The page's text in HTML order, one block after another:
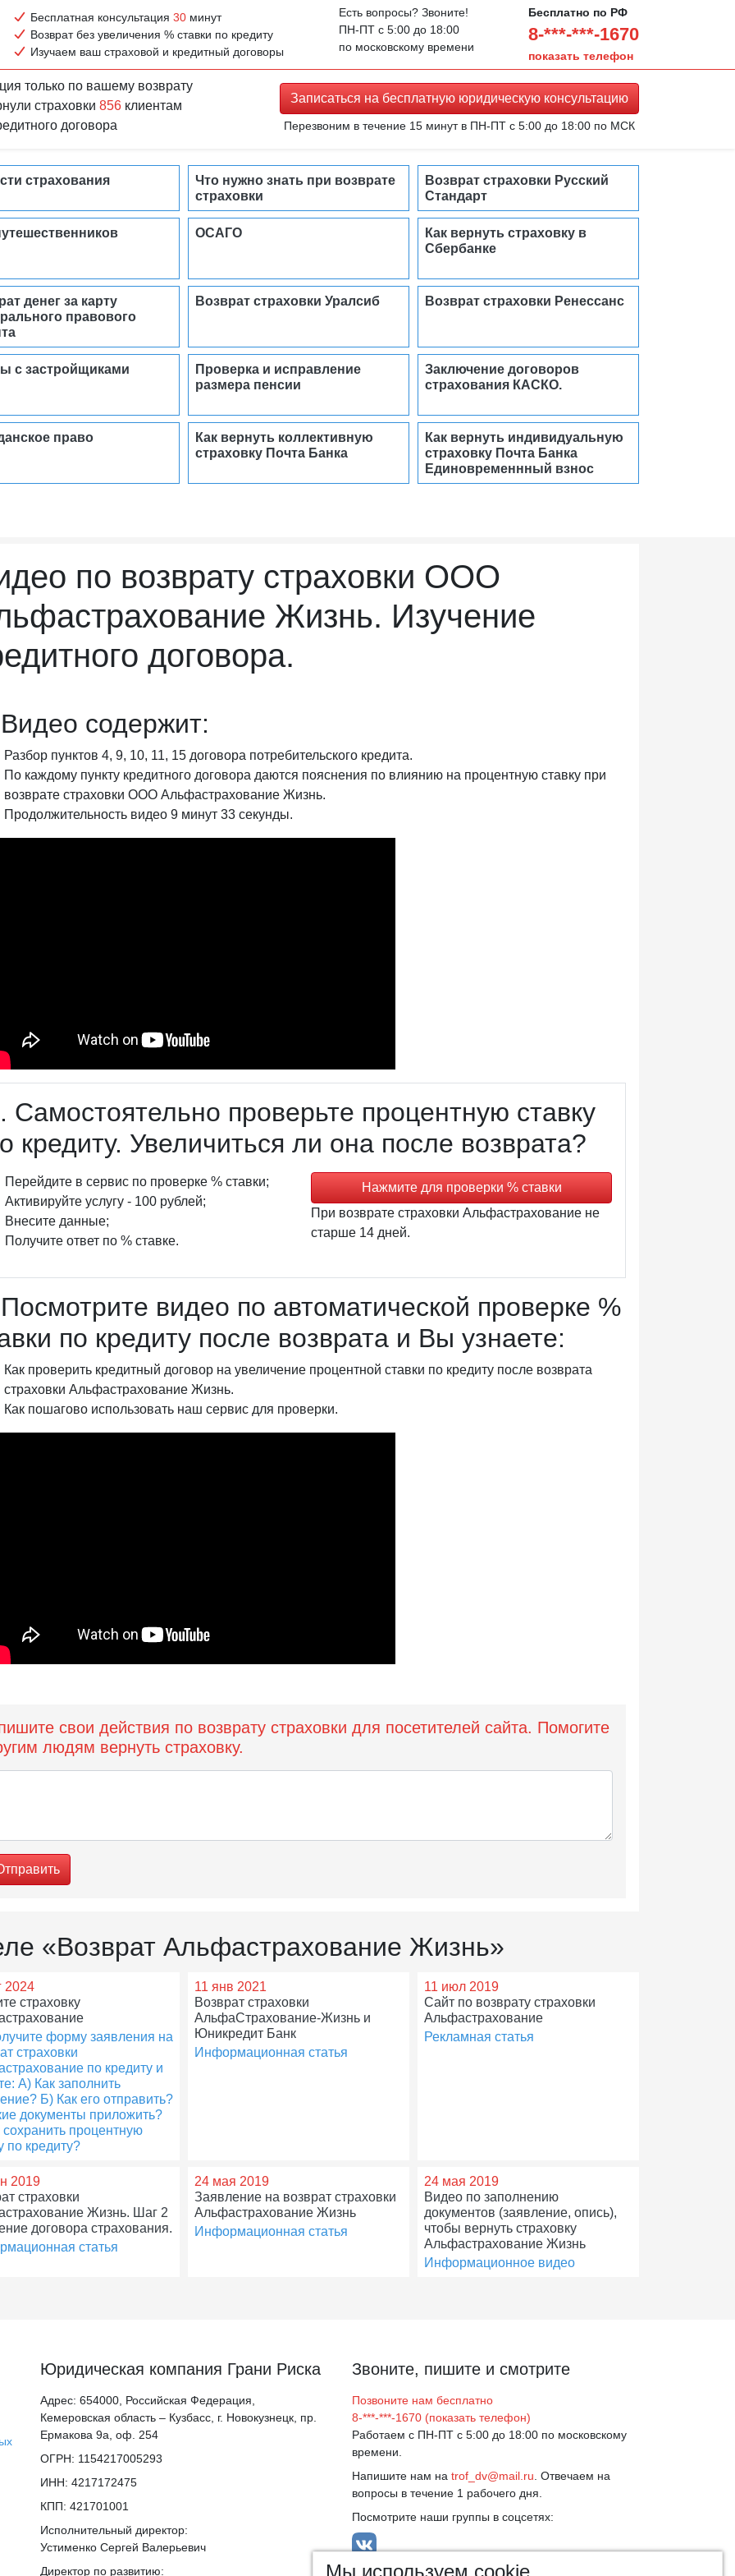
Бесплатная консультация30 минут
Возврат без увеличения % ставки по кредиту
Изучаем ваш страховой и кредитный договоры
Есть вопросы? Звоните!
ПН-ПТ с 5:00 до 18:00
по московскому времени
Бесплатно по РФ
8-***-***-1670
показать телефон
только по вашему возврату
страховки 856 клиентам
договора
Записаться на бесплатную юридическую консультацию
Перезвоним в течение 15 минут в ПН-ПТ с 5:00 до 18:00 по МСК
страхования
Что нужно знать при возврате
страховки
Возврат страховки Русский
Стандарт
ОСАГО
Как вернуть страховку в
Сбербанке
денег за карту
правового
Возврат страховки Уралсиб Возврат страховки Ренессанс
с застройщиками
Проверка и исправление
размера пенсии
Заключение договоров
страхования КАСКО.
право
Как вернуть коллективную
страховку Почта Банка
Как вернуть индивидуальную
страховку Почта Банка
Единовременнный взнос
по возврату страховки ООО
Жизнь. Изучение
договора.
содержит:
Разбор пунктов 4, 9, 10, 11, 15 договора потребительского кредита.
По каждому пункту кредитного договора даются пояснения по влиянию на процентную ставку при
возврате страховки ООО Альфастрахование Жизнь.
Продолжительность видео 9 минут 33 секунды.
Самостоятельно проверьте процентную ставку
кредиту. Увеличиться ли она после возврата?
Перейдите в сервис по проверке % ставки;
Активируйте услугу - 100 рублей;
Внесите данные;
Получите ответ по % ставке.
Нажмите для проверки % ставки
При возврате страховки Альфастрахование не
старше 14 дней.
видео по автоматической проверке %
по кредиту после возврата и Вы узнаете:
Как проверить кредитный договор на увеличение процентной ставки по кредиту после возврата
страховки Альфастрахование Жизнь.
Как пошагово использовать наш сервис для проверки.
свои действия по возврату страховки для посетителей сайта. Помогите
людям вернуть страховку.
«Возврат Альфастрахование Жизнь»
2024
страховку
форму заявления на
страховки
по кредиту и
А) Как заполнить
Б) Как его отправить?
документы приложить?
сохранить процентную
по кредиту?
11 янв 2021
Возврат страховки
АльфаСтрахование-Жизнь и
Юникредит Банк
Информационная статья
11 июл 2019
Сайт по возврату страховки
Альфастрахование
Рекламная статья
2019
страховки
Жизнь. Шаг 2
договора страхования.
статья
24 мая 2019
Заявление на возврат страховки
Альфастрахование Жизнь
Информационная статья
24 мая 2019
Видео по заполнению
документов (заявление, опись),
чтобы вернуть страховку
Альфастрахование Жизнь
Информационное видео
Юридическая компания Грани Риска
Адрес: 654000, Российская Федерация,
Кемеровская область – Кузбасс, г. Новокузнецк, пр.
Ермакова 9а, оф. 254
ОГРН: 1154217005293
ИНН: 4217172475
КПП: 421701001
Исполнительный директор:
Устименко Сергей Валерьевич
Директор по развитию:
Звоните, пишите и смотрите
Позвоните нам бесплатно
8-***-***-1670 (показать телефон)
Работаем с ПН-ПТ с 5:00 до 18:00 по московскому
времени.
Напишите нам на trof_dv@mail.ru . Отвечаем на
вопросы в течение 1 рабочего дня.
Посмотрите наши группы в соцсетях:
Мы используем cookie